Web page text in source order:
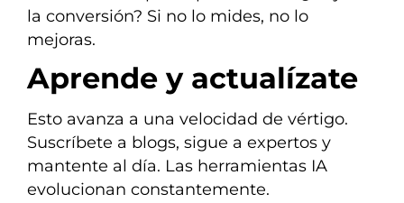
la conversión? Si no lo mides, no lo
mejoras.
Aprende y actualízate
Esto avanza a una velocidad de vértigo.
Suscríbete a blogs, sigue a expertos y
mantente al día. Las herramientas IA
evolucionan constantemente.